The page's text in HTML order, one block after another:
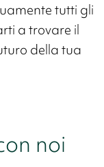
tutti gli
a trovare il
della tua
noi